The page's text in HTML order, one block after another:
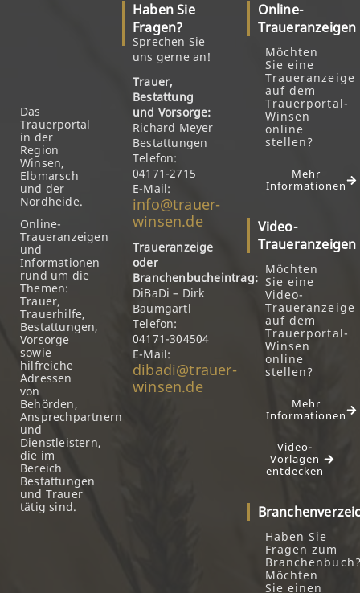
Das
Trauerportal
in der
Region
Winsen,
Elbmarsch
und der
Nordheide.
Online-
Traueranzeigen
und
Informationen
rund um die
Themen:
Trauer,
Trauerhilfe,
Bestattungen,
Vorsorge
sowie
hilfreiche
Adressen
von
Behörden,
Ansprechpartnern
und
Dienstleistern,
die im
Bereich
Bestattungen
und Trauer
tätig sind.
Haben Sie
Fragen?
Sprechen Sie
uns gerne an!
Trauer,
Bestattung
und Vorsorge:
Richard Meyer
Bestattungen
Telefon:
04171-2715
E-Mail:
info@trauer-
winsen.de
Traueranzeige
oder
Branchenbucheintrag:
DiBaDi – Dirk
Baumgartl
Telefon:
04171-304504
E-Mail:
dibadi@trauer-
winsen.de
Online-
Traueranzeigen
Möchten
Sie eine
Traueranzeige
auf dem
Trauerportal-
Winsen
online
stellen?
Mehr
Informationen
Video-
Traueranzeigen
Möchten
Sie eine
Video-
Traueranzeige
auf dem
Trauerportal-
Winsen
online
stellen?
Mehr
Informationen
Video-
Vorlagen
entdecken
Haben Sie
Fragen zum
Möchten
Sie einen